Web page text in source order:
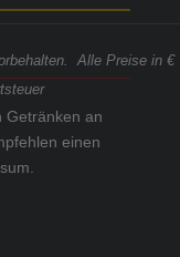
Alle Preise in €
Getränken an
einen